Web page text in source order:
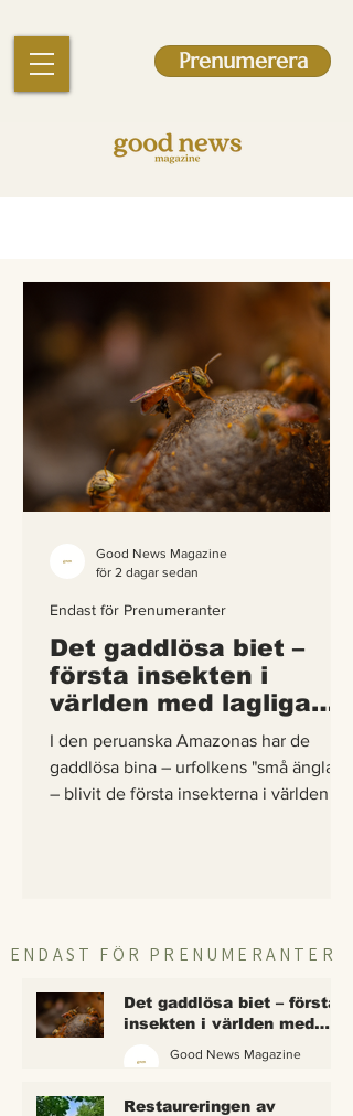
Prenumerera
Det gaddlösa biet –
första insekten i
världen med lagliga
rättigheter
I den peruanska Amazonas har de
gaddlösa bina – urfolkens "små änglar"
– blivit de första insekterna i världen att
Endast för Prenumeranter
Good News Magazine
för 2 dagar sedan
ENDAST FÖR PRENUMERANTER
Det gaddlösa biet – första
insekten i världen med
Good News Magazine
Restaureringen av